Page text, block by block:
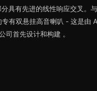
具有先进的线性响应交叉。与
有双悬挂高音喇叭 - 这是由
首先设计和构建 。